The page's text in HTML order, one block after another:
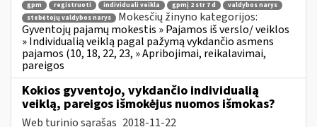
gpm registruoti individuali veikla gpmį 2 str 7 d
valdybos narys
stebėtojų valdybos narys
Mokesčių žinyno kategorijos:
Gyventojų pajamų mokestis » Pajamos iš verslo/ veiklos
» Individualią veiklą pagal pažymą vykdančio asmens
pajamos (10, 18, 22, 23, » Apribojimai, reikalavimai,
pareigos
Kokios gyventojo, vykdančio individualią
veiklą, pareigos išmokėjus nuomos išmokas?
Web turinio sąrašas 2018-11-22